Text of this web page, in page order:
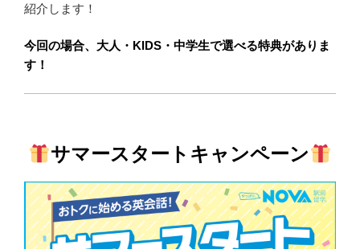
紹介します！
今回の場合、大人・KIDS・中学生で選べる特典がありま
す！
サマースタートキャンペーン